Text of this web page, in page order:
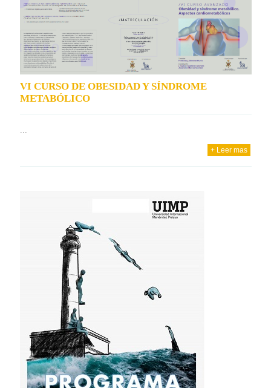
VI CURSO DE OBESIDAD Y SÍNDROME
METABÓLICO
...
+ Leer mas